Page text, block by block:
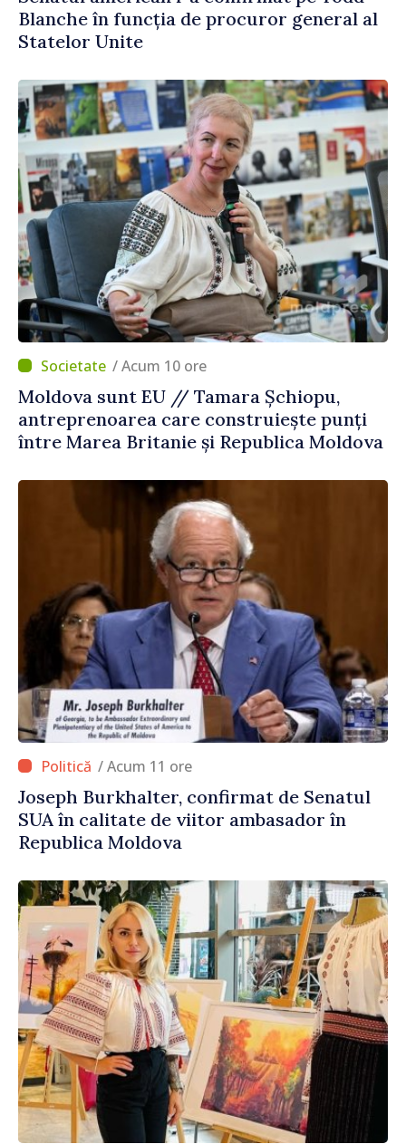
Blanche în funcția de procuror general al
Statelor Unite
/ Acum 10 ore
Moldova sunt EU // Tamara Șchiopu,
antreprenoarea care construiește punți
între Marea Britanie și Republica Moldova
/ Acum 11 ore
Joseph Burkhalter, confirmat de Senatul
SUA în calitate de viitor ambasador în
Republica Moldova